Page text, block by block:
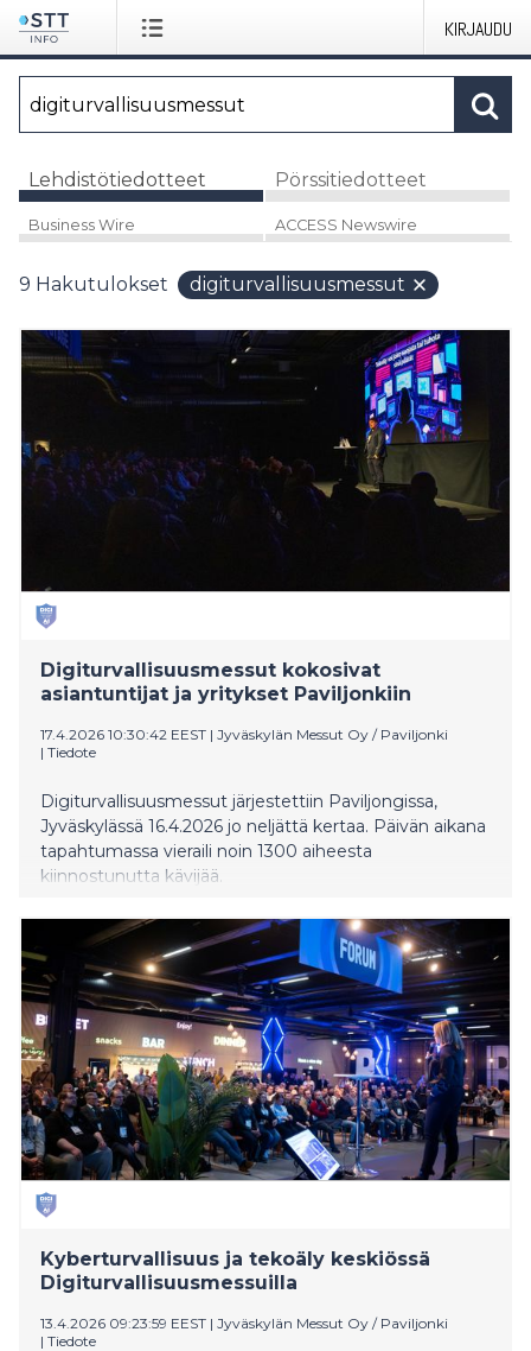
KIRJAUDU
Lehdistötiedotteet Pörssitiedotteet
Business Wire ACCESS Newswire
9 Hakutulokset digiturvallisuusmessut
Digiturvallisuusmessut kokosivat
asiantuntijat ja yritykset Paviljonkiin
17.4.2026 10:30:42 EEST | Jyväskylän Messut Oy / Paviljonki
| Tiedote
Digiturvallisuusmessut järjestettiin Paviljongissa,
Jyväskylässä 16.4.2026 jo neljättä kertaa. Päivän aikana
tapahtumassa vieraili noin 1300 aiheesta
kiinnostunutta kävijää.
Kyberturvallisuus ja tekoäly keskiössä
Digiturvallisuusmessuilla
13.4.2026 09:23:59 EEST | Jyväskylän Messut Oy / Paviljonki
| Tiedote